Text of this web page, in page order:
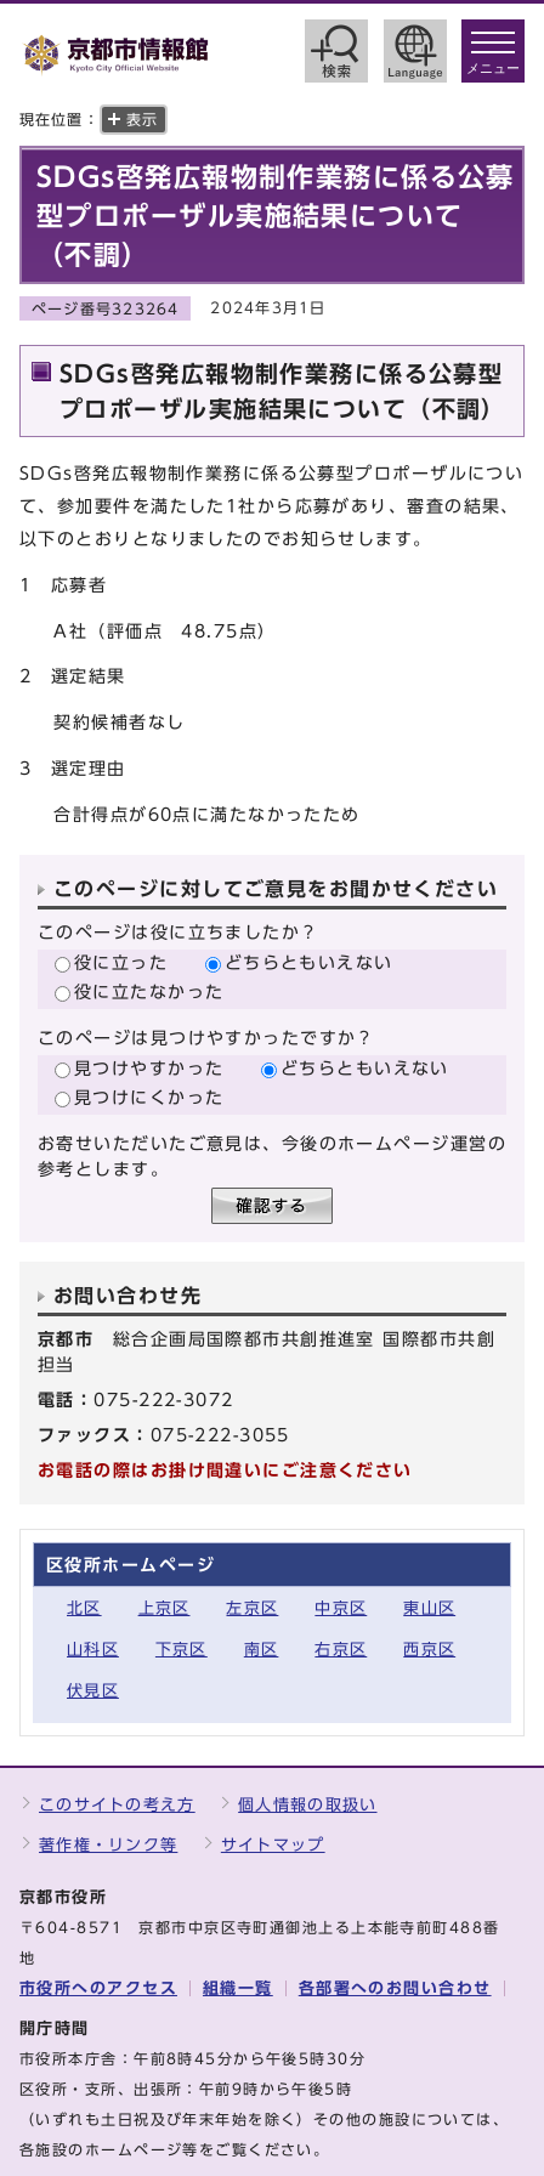
toggle
メニュー
現在位置： 表示
SDGs啓発広報物制作業務に係る公募
型プロポーザル実施結果について
（不調）
ページ番号323264 2024年3月1日
SDGs啓発広報物制作業務に係る公募型
プロポーザル実施結果について（不調）
SDGs啓発広報物制作業務に係る公募型プロポーザルについ
て、参加要件を満たした1社から応募があり、審査の結果、
以下のとおりとなりましたのでお知らせします。
1 応募者
A社（評価点 48.75点）
2 選定結果
契約候補者なし
3 選定理由
合計得点が60点に満たなかったため
このページに対してご意見をお聞かせください
このページは役に立ちましたか？
役に立った
どちらともいえない
役に立たなかった
このページは見つけやすかったですか？
見つけやすかった
どちらともいえない
見つけにくかった
お寄せいただいたご意見は、今後のホームページ運営の
参考とします。
お問い合わせ先
京都市 総合企画局国際都市共創推進室 国際都市共創
担当
電話：075-222-3072
ファックス： 075-222-3055
お電話の際はお掛け間違いにご注意ください
区役所ホームページ
北区 上京区 左京区 中京区 東山区
山科区 下京区 南区 右京区 西京区
伏見区
このサイトの考え方 個人情報の取扱い
著作権・リンク等 サイトマップ
京都市役所
〒604-8571 京都市中京区寺町通御池上る上本能寺前町488番
地
市役所へのアクセス 組織一覧 各部署へのお問い合わせ
開庁時間
市役所本庁舎：午前8時45分から午後5時30分
区役所・支所、出張所：午前9時から午後5時
（いずれも土日祝及び年末年始を除く）その他の施設については、
各施設のホームページ等をご覧ください。